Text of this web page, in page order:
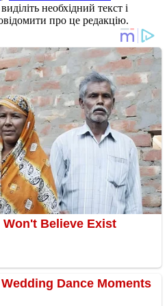
необхідний текст і
про це редакцію.